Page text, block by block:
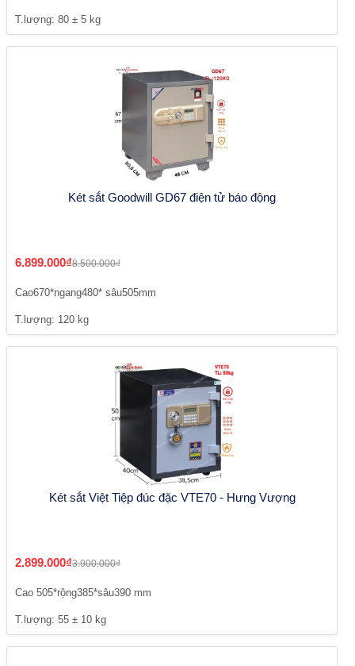
T.lượng: 80 ± 5 kg
Két sắt Goodwill GD67 điện tử báo động
6.899.000₫8.500.000₫
Cao670*ngang480* sâu505mm
T.lượng: 120 kg
Két sắt Việt Tiệp đúc đặc VTE70 - Hưng Vượng
2.899.000₫3.900.000₫
Cao 505*rộng385*sâu390 mm
T.lượng: 55 ± 10 kg